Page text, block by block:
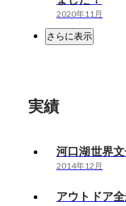
2020年11月
さらに表示
実績
河口湖世界
2014年12月
アウトドア